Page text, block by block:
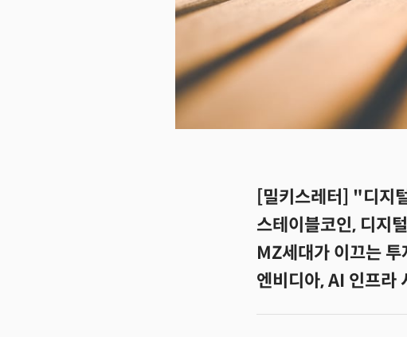
[밀키스레터] "디지
스테이블코인, 디지
MZ세대가 이끄는
엔비디아, AI 인프라